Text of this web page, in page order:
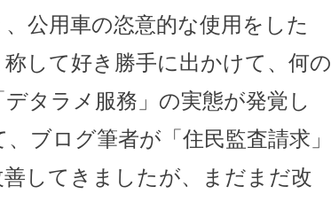
公用車の恣意的な使用をした
して好き勝手に出かけて、何の
タラメ服務」の実態が発覚し
ブログ筆者が「住民監査請求」
してきましたが、まだまだ改